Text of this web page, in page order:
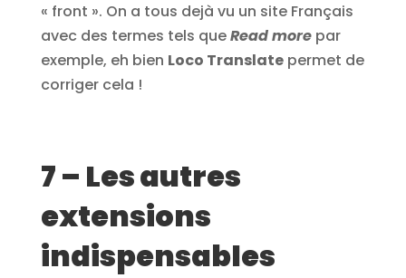
« front ». On a tous dejà vu un site Français
avec des termes tels queRead morepar
exemple, eh bien Loco Translatepermet de
corriger cela !
7 – Les autres
extensions
indispensables